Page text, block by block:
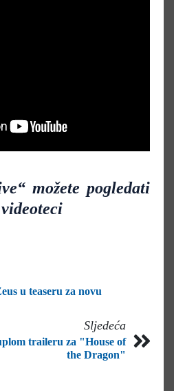
“ možete pogledati
u teaseru za novu
Sljedeća
traileru za "House of
the Dragon"